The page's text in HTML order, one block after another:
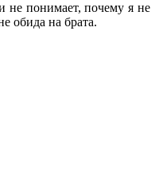
не понимает, почему я не
обида на брата.